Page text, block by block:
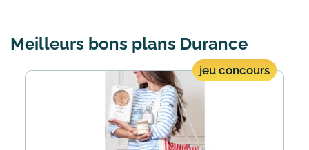
Meilleurs bons plans Durance
jeu concours